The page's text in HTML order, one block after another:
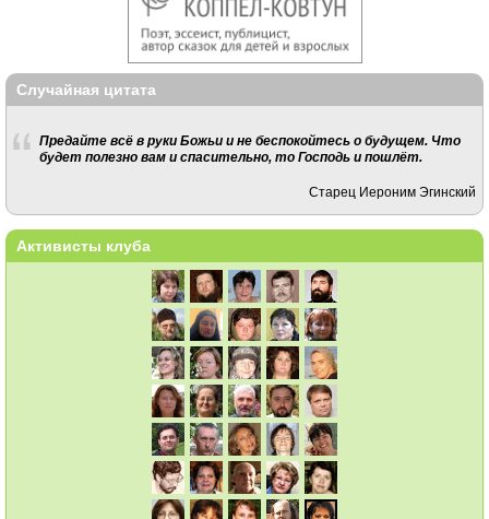
Случайная цитата
Предайте всё в руки Божьи и не беспокойтесь о будущем. Что
будет полезно вам и спасительно, то Господь и пошлёт.
Старец Иероним Эгинский
Активисты клуба